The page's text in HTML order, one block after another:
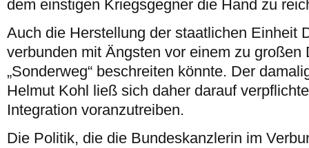
dem einstigen Kriegsgegner die Hand zu
Auch die Herstellung der staatlichen Einheit
verbunden mit Ängsten vor einem zu großen
„Sonderweg“ beschreiten könnte. Der
Helmut Kohl ließ sich daher darauf
Integration voranzutreiben.
Die Politik, die die Bundeskanzlerin im